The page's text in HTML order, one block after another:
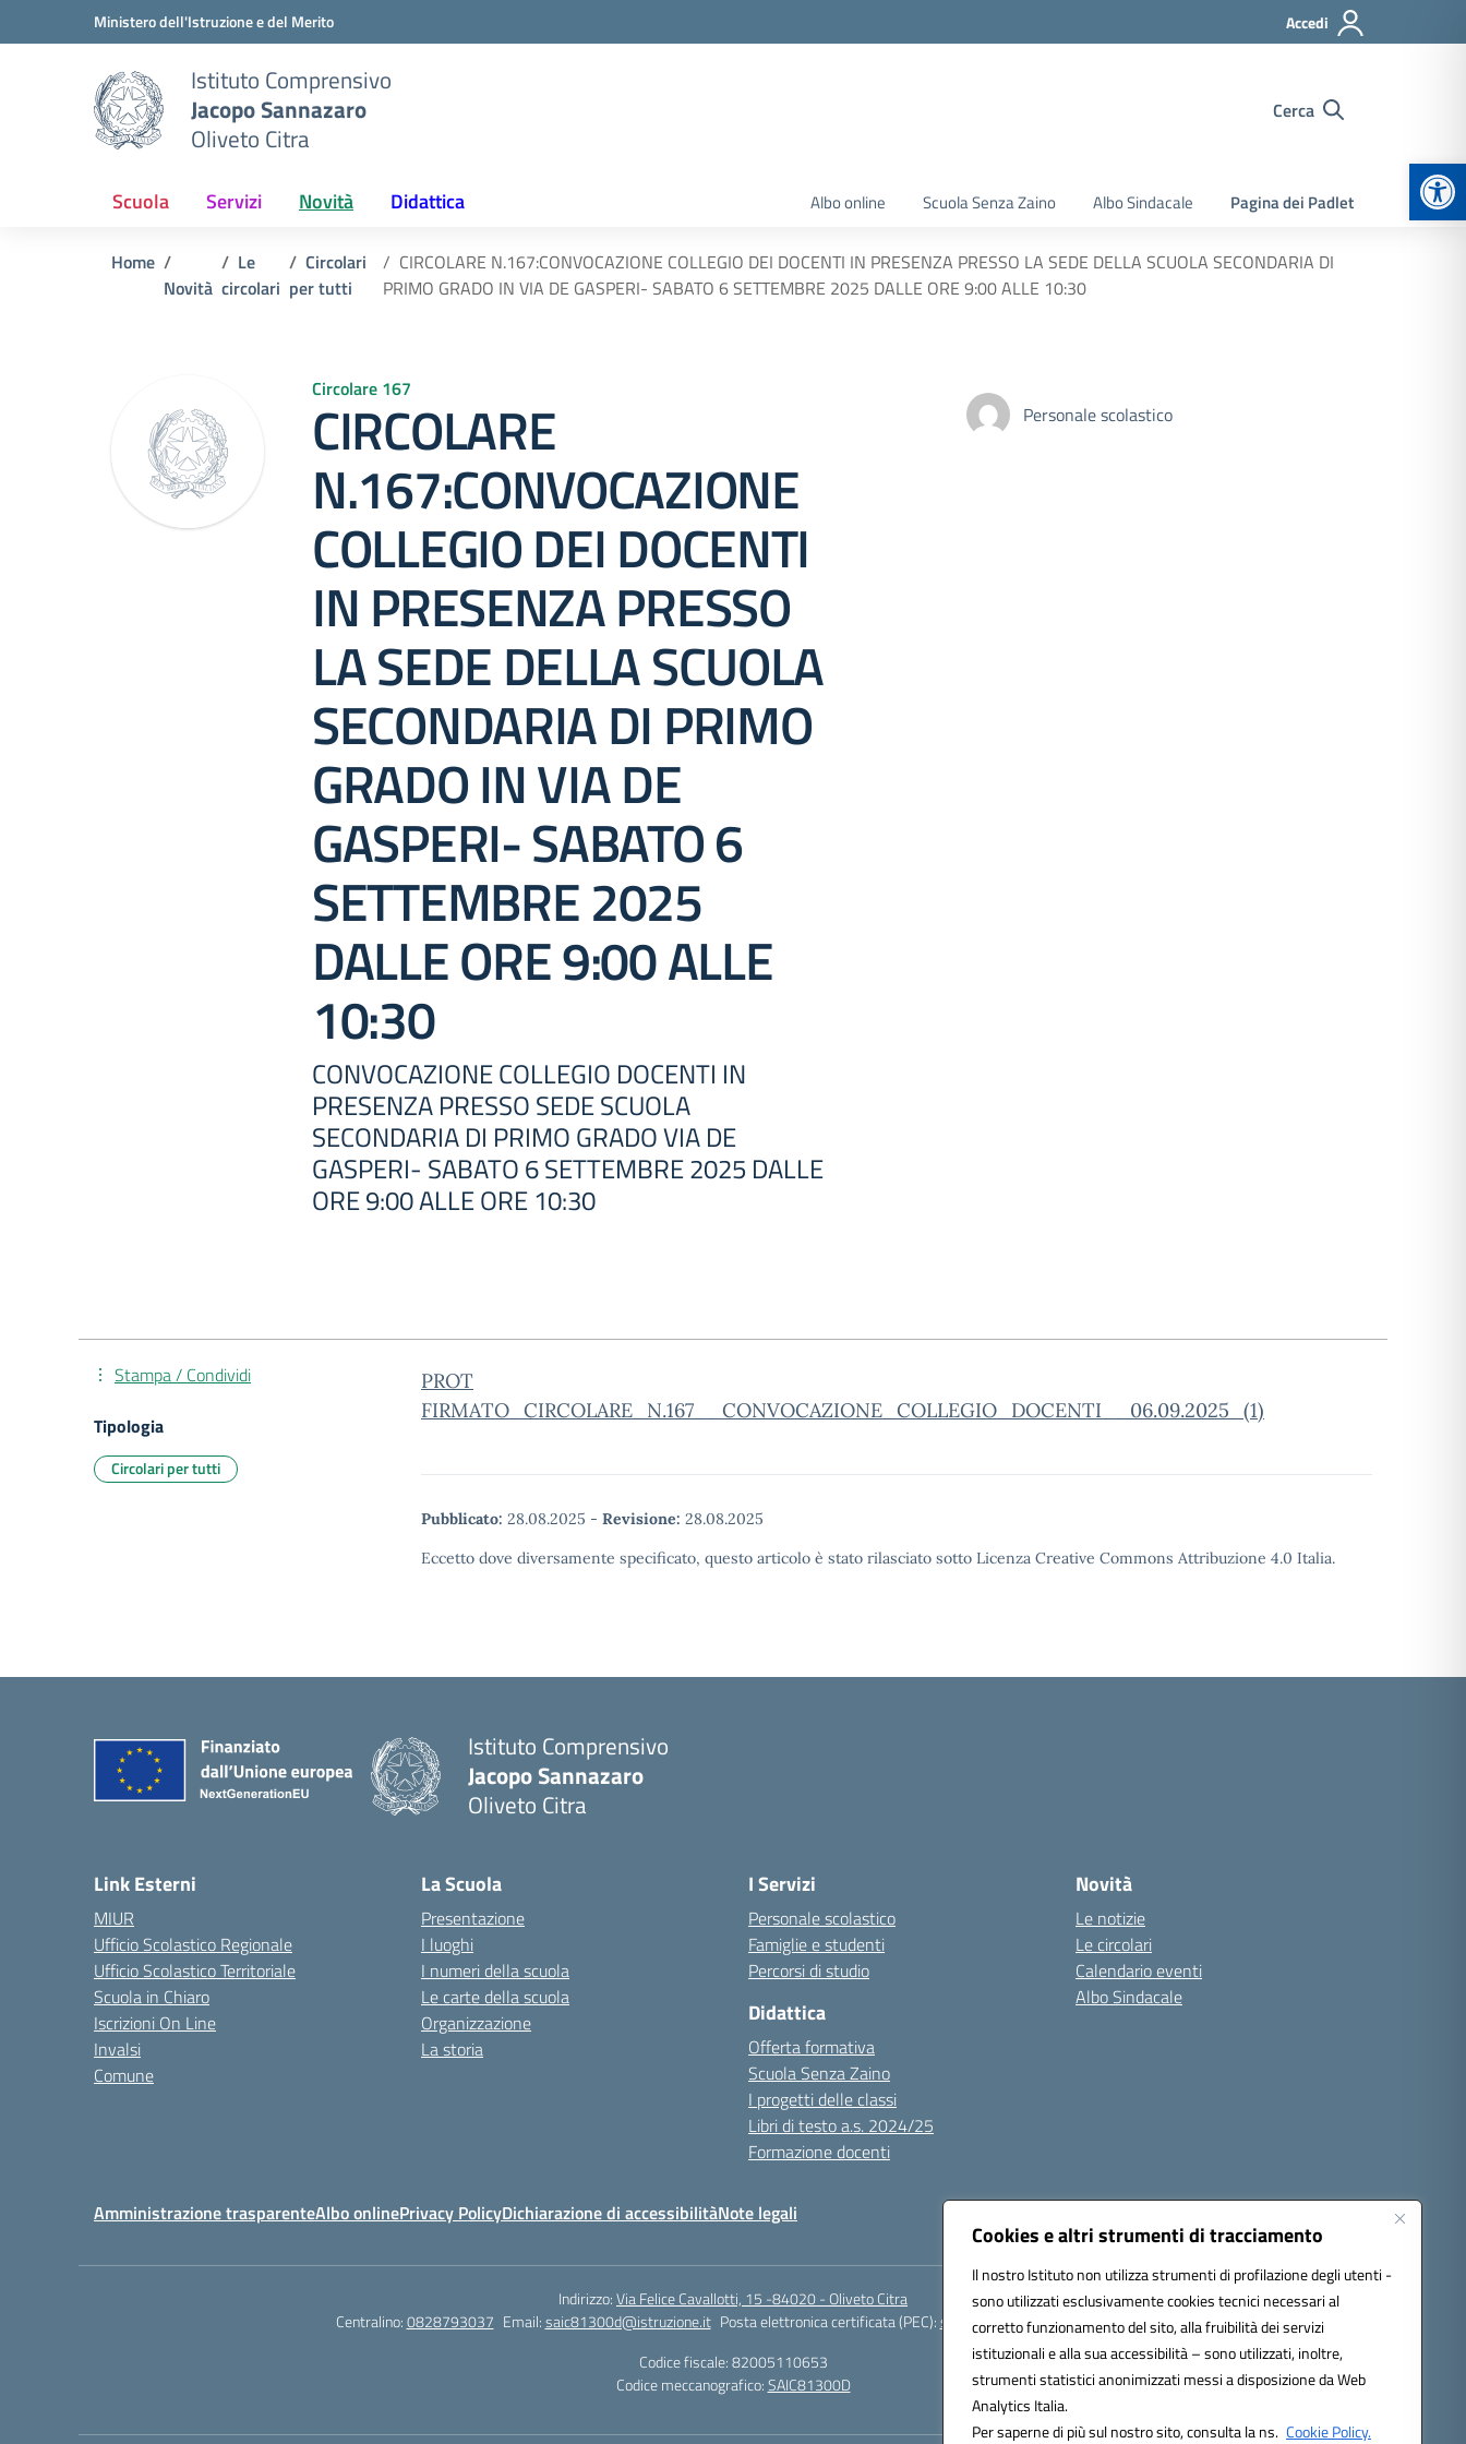
Cookies e altri strumenti di tracciamento
Il nostro Istituto non utilizza strumenti di profilazione degli utenti -
sono utilizzati esclusivamente cookies tecnici necessari al
corretto funzionamento del sito, alla fruibilità dei servizi
istituzionali e alla sua accessibilità – sono utilizzati, inoltre,
strumenti statistici anonimizzati messi a disposizione da Web
Analytics Italia.
Per saperne di più sul nostro sito, consulta la ns. Cookie Policy.
Vai ai contenuti
Vai al menu di navigazioneMinistero dell'Istruzione e del Merito Accedi
Istituto Comprensivo
Jacopo Sannazaro
Oliveto Citra
Cerca
Scuola Servizi Novità Didattica Albo online Scuola Senza Zaino Albo Sindacale Pagina dei Padlet
Home
Novità
Le
circolari
Circolari
per tutti
CIRCOLARE N.167:CONVOCAZIONE COLLEGIO DEI DOCENTI IN PRESENZA PRESSO LA SEDE DELLA SCUOLA SECONDARIA DI
PRIMO GRADO IN VIA DE GASPERI- SABATO 6 SETTEMBRE 2025 DALLE ORE 9:00 ALLE 10:30
Circolare 167
CIRCOLARE
N.167:CONVOCAZIONE
COLLEGIO DEI DOCENTI
IN PRESENZA PRESSO
LA SEDE DELLA SCUOLA
SECONDARIA DI PRIMO
GRADO IN VIA DE
GASPERI- SABATO 6
SETTEMBRE 2025
DALLE ORE 9:00 ALLE
10:30
CONVOCAZIONE COLLEGIO DOCENTI IN
PRESENZA PRESSO SEDE SCUOLA
SECONDARIA DI PRIMO GRADO VIA DE
GASPERI- SABATO 6 SETTEMBRE 2025 DALLE
ORE 9:00 ALLE ORE 10:30
Personale scolastico
PROT
FIRMATO_CIRCOLARE_N.167__CONVOCAZIONE_COLLEGIO_DOCENTI__06.09.2025_(1)
Pubblicato: 28.08.2025 - Revisione: 28.08.2025
Eccetto dove diversamente specificato, questo articolo è stato rilasciato sotto Licenza Creative Commons Attribuzione 4.0 Italia.
Stampa / Condividi
Tipologia
Circolari per tutti
Istituto Comprensivo
Jacopo Sannazaro
Oliveto Citra
Link Esterni
MIUR
Ufficio Scolastico Regionale
Ufficio Scolastico Territoriale
Scuola in Chiaro
Iscrizioni On Line
Invalsi
Comune
La Scuola
Presentazione
I luoghi
I numeri della scuola
Le carte della scuola
Organizzazione
La storia
I Servizi
Personale scolastico
Famiglie e studenti
Percorsi di studio
Didattica
Offerta formativa
Scuola Senza Zaino
I progetti delle classi
Libri di testo a.s. 2024/25
Formazione docenti
Novità
Le notizie
Le circolari
Calendario eventi
Albo Sindacale
Amministrazione trasparenteAlbo onlinePrivacy PolicyDichiarazione di accessibilitàNote legali
Indirizzo:Via Felice Cavallotti, 15 -84020 - Oliveto Citra
Centralino:0828793037 Email:saic81300d@istruzione.it Posta elettronica certificata (PEC):saic81300d@pec.istruzione.it
Codice fiscale: 82005110653
Codice meccanografico:SAIC81300D